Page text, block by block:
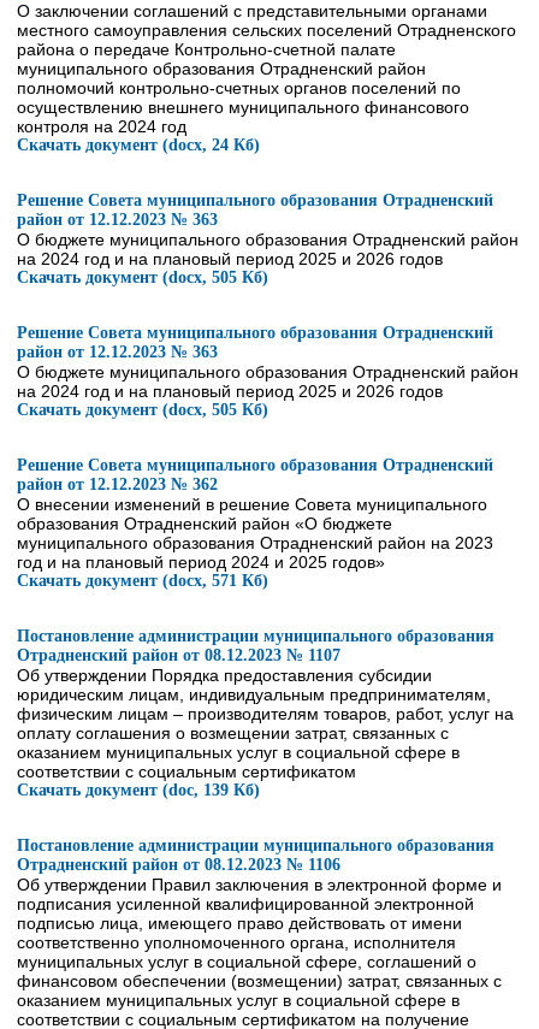
О заключении соглашений с представительными органами
местного самоуправления сельских поселений Отрадненского
района о передаче Контрольно-счетной палате
муниципального образования Отрадненский район
полномочий контрольно-счетных органов поселений по
осуществлению внешнего муниципального финансового
контроля на 2024 год
Скачать документ (docx, 24 Кб)
Решение Совета муниципального образования Отрадненский
район от 12.12.2023 № 363
О бюджете муниципального образования Отрадненский район
на 2024 год и на плановый период 2025 и 2026 годов
Скачать документ (docx, 505 Кб)
Решение Совета муниципального образования Отрадненский
район от 12.12.2023 № 363
О бюджете муниципального образования Отрадненский район
на 2024 год и на плановый период 2025 и 2026 годов
Скачать документ (docx, 505 Кб)
Решение Совета муниципального образования Отрадненский
район от 12.12.2023 № 362
О внесении изменений в решение Совета муниципального
образования Отрадненский район «О бюджете
муниципального образования Отрадненский район на 2023
год и на плановый период 2024 и 2025 годов»
Скачать документ (docx, 571 Кб)
Постановление администрации муниципального образования
Отрадненский район от 08.12.2023 № 1107
Об утверждении Порядка предоставления субсидии
юридическим лицам, индивидуальным предпринимателям,
физическим лицам – производителям товаров, работ, услуг на
оплату соглашения о возмещении затрат, связанных с
оказанием муниципальных услуг в социальной сфере в
соответствии с социальным сертификатом
Скачать документ (doc, 139 Кб)
Постановление администрации муниципального образования
Отрадненский район от 08.12.2023 № 1106
Об утверждении Правил заключения в электронной форме и
подписания усиленной квалифицированной электронной
подписью лица, имеющего право действовать от имени
соответственно уполномоченного органа, исполнителя
муниципальных услуг в социальной сфере, соглашений о
финансовом обеспечении (возмещении) затрат, связанных с
оказанием муниципальных услуг в социальной сфере в
соответствии с социальным сертификатом на получение